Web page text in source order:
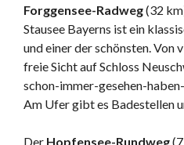
Forggensee-Radweg(32
Stausee Bayerns ist ein
und einer der schönsten. Von
freie Sicht auf Schloss
schon-immer-gesehen-
Am Ufer gibt es Badestellen
Der Hopfensee-Rundweg